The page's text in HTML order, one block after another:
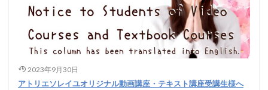
2023年9月30日
アトリエソレイユオリジナル動画講座・テキスト講座受講生様へ